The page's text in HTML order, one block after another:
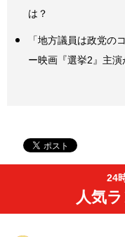
は？
「地方議員は政党の
ー映画『選挙2』主
24
人気